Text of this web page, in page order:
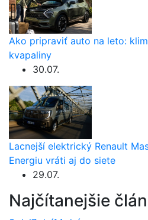
Ako pripraviť auto na leto:
kvapaliny
30.07.
Lacnejší elektrický Renault
Energiu vráti aj do siete
29.07.
Najčítanejšie